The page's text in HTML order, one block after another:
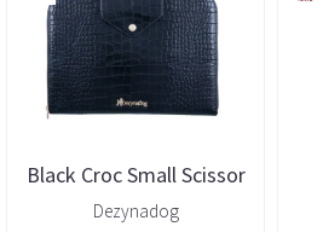
Black Croc Small Scissor
Case – 6 Scissors, ...
Dezynadog